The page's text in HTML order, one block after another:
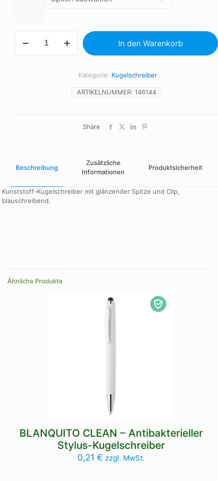
Menge
In den Warenkorb
ARTIKELNUMMER: 146144
Kategorie: Kugelschreiber
Share
Beschreibung
Zusätzliche
Informationen
Produktsicherheit
Kunststoff-Kugelschreiber mit glänzender Spitze und Clip,
blauschreibend.
Ähnliche Produkte
BLANQUITO CLEAN – Antibakterieller
Stylus-Kugelschreiber
0,21€ zzgl. MwSt.